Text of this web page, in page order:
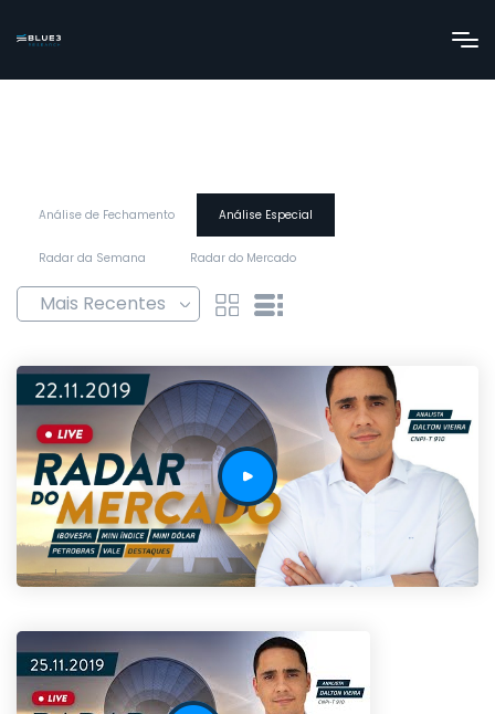
Análise de Fechamento Análise Especial
Radar da Semana Radar do Mercado